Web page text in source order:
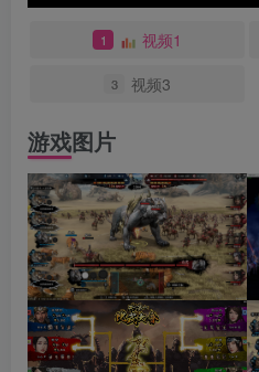
1 视频1
3 视频3
游戏图片